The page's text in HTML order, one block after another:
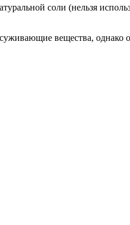
соли (нельзя
вещества,